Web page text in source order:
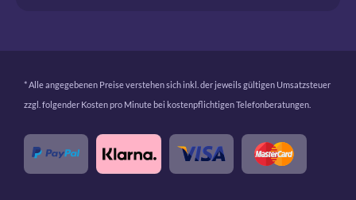
* Alle angegebenen Preise verstehen sich inkl. der jeweils gültigen Umsatzsteuer
zzgl. folgender Kosten pro Minute bei kostenpflichtigen Telefonberatungen.